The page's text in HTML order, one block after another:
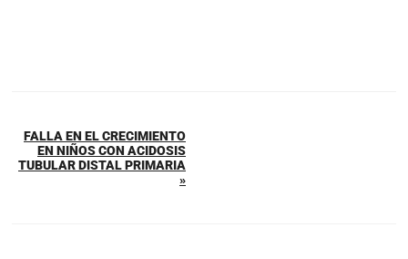
FALLA EN EL CRECIMIENTO
EN NIÑOS CON ACIDOSIS
TUBULAR DISTAL PRIMARIA
»